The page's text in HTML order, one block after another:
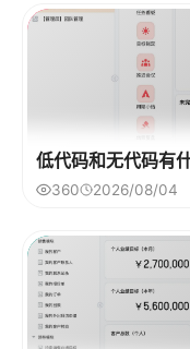
低代码和无代码有
360 2026/08/04